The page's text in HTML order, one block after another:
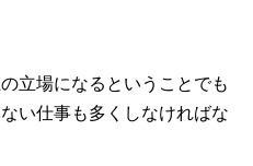
立場になるということでも
い仕事も多くしなければな